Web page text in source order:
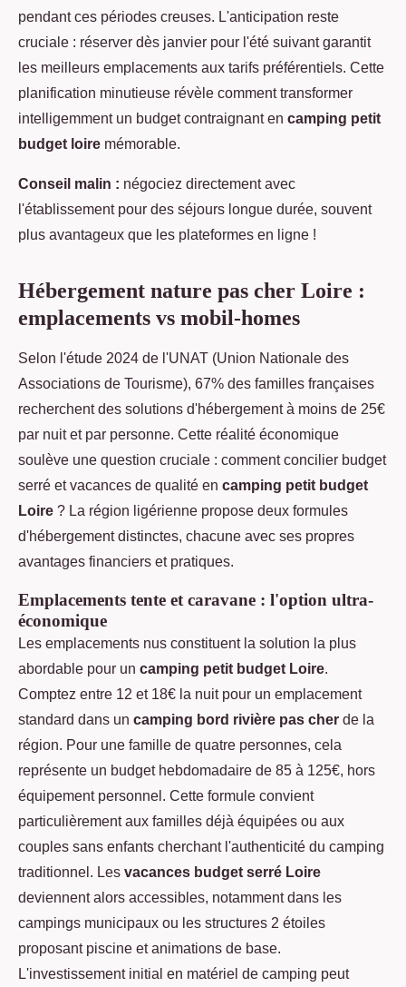
pendant ces périodes creuses. L'anticipation reste
cruciale : réserver dès janvier pour l'été suivant garantit
les meilleurs emplacements aux tarifs préférentiels. Cette
planification minutieuse révèle comment transformer
intelligemment un budget contraignant en camping petit
budget loire mémorable.
Conseil malin : négociez directement avec
l'établissement pour des séjours longue durée, souvent
plus avantageux que les plateformes en ligne !
Hébergement nature pas cher Loire :
emplacements vs mobil-homes
Selon l'étude 2024 de l'UNAT (Union Nationale des
Associations de Tourisme), 67% des familles françaises
recherchent des solutions d'hébergement à moins de 25€
par nuit et par personne. Cette réalité économique
soulève une question cruciale : comment concilier budget
serré et vacances de qualité en camping petit budget
Loire ? La région ligérienne propose deux formules
d'hébergement distinctes, chacune avec ses propres
avantages financiers et pratiques.
Emplacements tente et caravane : l'option ultra-
économique
Les emplacements nus constituent la solution la plus
abordable pour un camping petit budget Loire.
Comptez entre 12 et 18€ la nuit pour un emplacement
standard dans un camping bord rivière pas cher de la
région. Pour une famille de quatre personnes, cela
représente un budget hebdomadaire de 85 à 125€, hors
équipement personnel. Cette formule convient
particulièrement aux familles déjà équipées ou aux
couples sans enfants cherchant l'authenticité du camping
traditionnel. Les vacances budget serré Loire
deviennent alors accessibles, notamment dans les
campings municipaux ou les structures 2 étoiles
proposant piscine et animations de base.
L'investissement initial en matériel de camping peut